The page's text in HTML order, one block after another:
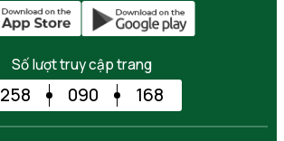
Số lượt truy cập trang
258 090 168